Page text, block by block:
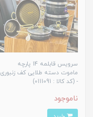
سرویس قابلمه 14 پارچه
ماموت دسته طلایی کف زنبوری
- (کد کالا : 0111091)
ناموجود